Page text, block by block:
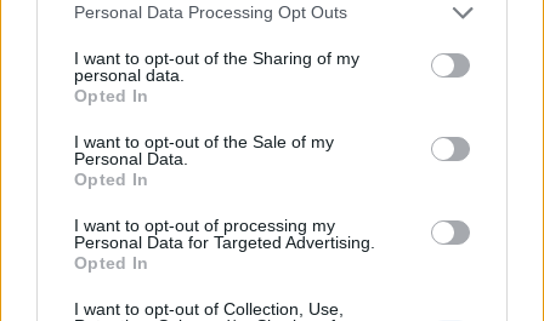
Personal Data Processing Opt Outs
I want to opt-out of the Sharing of my
personal data.
Opted In
I want to opt-out of the Sale of my
Personal Data.
Opted In
I want to opt-out of processing my
Personal Data for Targeted Advertising.
Opted In
I want to opt-out of Collection, Use,
– Τα έργα Antinero και η «μάχη» πριν από τις
βροχές
08/08/2026 - 14:08 ΕΛΛΑΔΑ
κανόνες για επενδύσεις, νησιά και προορισμούς υπό
πίεση
Υπουργείο Εργασίας: Ο “χάρτης” των πληρωμών